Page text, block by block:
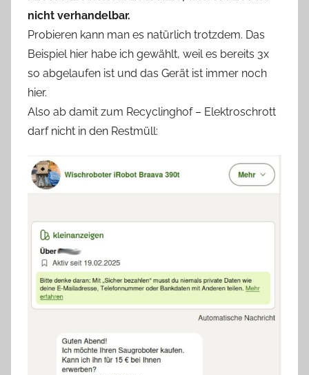
nicht verhandelbar.
Probieren kann man es natürlich trotzdem. Das
Beispiel hier habe ich gewählt, weil es bereits 3x
so abgelaufen ist und das Gerät ist immer noch
hier.
Also ab damit zum Recyclinghof – Elektroschrott
darf nicht in den Restmüll: